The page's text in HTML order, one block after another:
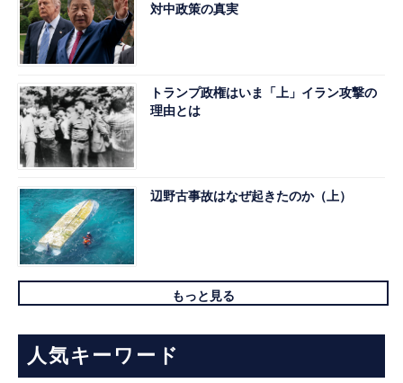
対中政策の真実
トランプ政権はいま「上」イラン攻撃の
理由とは
辺野古事故はなぜ起きたのか（上）
もっと見る
人気キーワード